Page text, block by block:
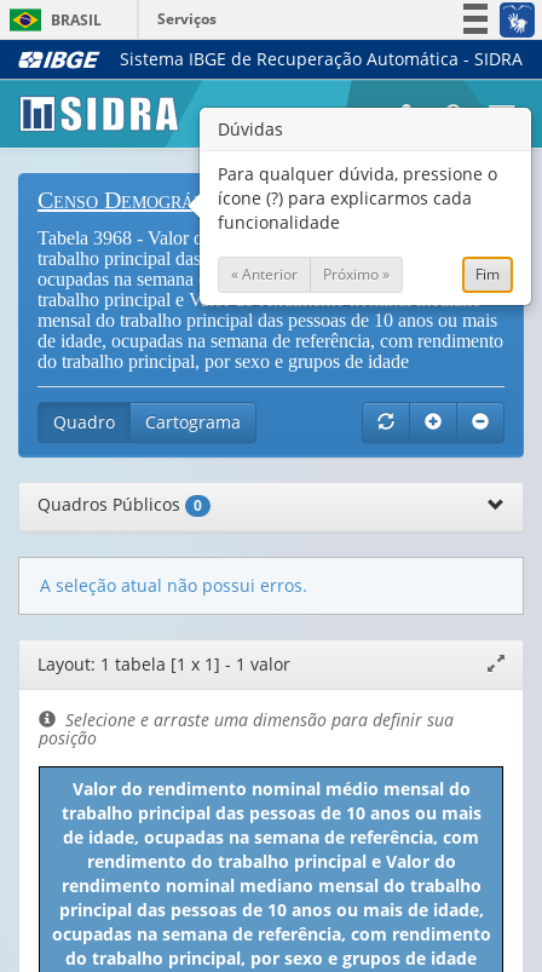
BRASIL
Serviços
Simplifique!
Legislação
Canais
Sistema IBGE de Recuperação Automática - SIDRA
Censo Demográfico
Tabela 3968 - Valor do rendimento nominal médio mensal do
trabalho principal das pessoas de 10 anos ou mais de idade,
ocupadas na semana de referência, com rendimento do
trabalho principal e Valor do rendimento nominal mediano
mensal do trabalho principal das pessoas de 10 anos ou mais
de idade, ocupadas na semana de referência, com rendimento
do trabalho principal, por sexo e grupos de idade
Quadro Cartograma
Quadros Públicos 0
A seleção atual não possui erros.
Editor
de
layout
janela
Layout: 1 tabela [1 x 1] - 1 valor
Selecione e arraste uma dimensão para definir sua
posição
Valor do rendimento nominal médio mensal do
trabalho principal das pessoas de 10 anos ou mais
de idade, ocupadas na semana de referência, com
rendimento do trabalho principal e Valor do
rendimento nominal mediano mensal do trabalho
principal das pessoas de 10 anos ou mais de idade,
ocupadas na semana de referência, com rendimento
do trabalho principal, por sexo e grupos de idade
Dúvidas
Para qualquer dúvida, pressione o
ícone (?) para explicarmos cada
funcionalidade
« Anterior Próximo » Fim